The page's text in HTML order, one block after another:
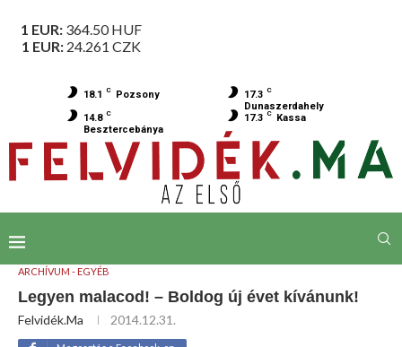
1 EUR: 364.50HUF
1 EUR: 24.261 CZK
18.1 C Pozsony 17.3 C
Dunaszerdahely
14.8 C
Besztercebánya
17.3 C Kassa
ARCHÍVUM - EGYÉB
Legyen malacod! – Boldog új évet kívánunk!
Felvidék.ma 2014.12.31.